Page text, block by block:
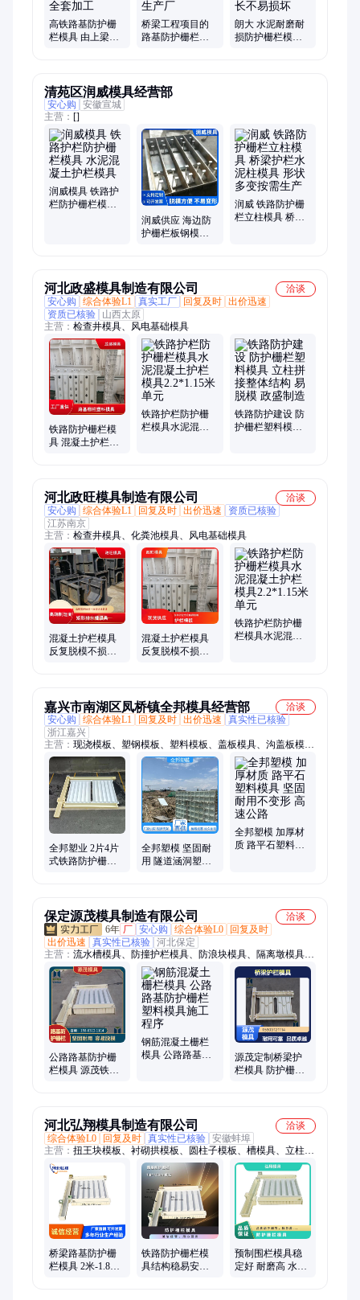
高铁路基防护栅
栏模具 由上梁下
桥梁工程项目的
路基防护栅栏模
朗大 水泥耐磨耐
损防护栅栏模具
清苑区润威模具经营部
安心购
安徽宣城
主营： []
润威模具 铁路护
栏防护栅栏模具
润威供应 海边防
护栅栏板钢模具
润威 铁路防护栅
栏立柱模具 桥梁
河北政盛模具制造有限公司
洽谈
安心购
综合体验L1 真实工厂 回复及时 出价迅速
资质已核验
山西太原
主营： 检查井模具、风电基础模具
铁路防护栅栏模
具 混凝土护栏模
铁路护栏防护栅
栏模具水泥混凝
铁路防护建设 防
护栅栏塑料模具
河北政旺模具制造有限公司
洽谈
安心购
综合体验L1 回复及时 出价迅速
资质已核验
江苏南京
主营： 检查井模具、化粪池模具、风电基础模具
混凝土护栏模具
反复脱模不损坏
混凝土护栏模具
反复脱模不损坏
铁路护栏防护栅
栏模具水泥混凝
嘉兴市南湖区凤桥镇全邦模具经营部
洽谈
安心购
综合体验L1 回复及时 出价迅速
真实性已核验
浙江嘉兴
主营： 现浇模板、塑钢模板、塑料模板、盖板模具、沟盖板模
具、光伏墩模具、六角护坡模具、缺口盖板模具、空心砖模具、
水沟盖板模具、连锁块模具、塑料模具、路沿石模具、路平石模
具、路侧石模具、护坡塑料模具、六角模具、树桩模具、电缆槽
模具、钢丝网立柱模具、菜园槽模具、拱形骨架模具、井盖模
具、植草砖模具、水沟模板
全邦塑业 2片4片
式铁路防护栅栏
全邦塑模 坚固耐
用 隧道涵洞塑料
全邦塑模 加厚材
质 路平石塑料模
保定源茂模具制造有限公司
洽谈
6年 厂 安心购 综合体验L0
回复及时
出价迅速
真实性已核验 河北保定
主营： 流水槽模具、防撞护栏模具、防浪块模具、隔离墩模具、
混凝土成型模具、防撞墙模具、生态框模具、基础墩模具、门楼
模具、水泥房模具、扭王字块模具、光伏墩模具、高标准农田水
渠模具、电缆槽模具、检查井模具、化粪池模具、井盖模具、配
重块模具、软体排模具、围墙板模具、围墙帽模具、水泥墩模
具、风电基础钢模板、拱形骨架模板
公路路基防护栅
栏模具 源茂铁路
钢筋混凝土栅栏
模具 公路路基防
源茂定制桥梁护
栏模具 防护栅栏
河北弘翔模具制造有限公司
洽谈
综合体验L0
回复及时 真实性已核验 安徽蚌埠
主营： 扭王块模板、衬砌拱模板、圆柱子模板、槽模具、立柱模
具、软体排模具、沼气池模具、检查井模具、隔离带模具、光伏
墩模具、化粪池模具、路牙石模具、水泥井模具、缆槽塑料模
具、拱形护坡模具、防护护栏模板、预制界碑模具、防护栅栏模
具、路基栅栏模具、扭王块字块模具、倒角路侧石模具、四脚防
浪块模具、水泥活动房模具、防撞护栏模板、道路防撞墙模板
桥梁路基防护栅
栏模具 2米-1.8米
铁路防护栅栏模
具结构稳易安装
预制围栏模具稳
定好 耐磨高 水泥